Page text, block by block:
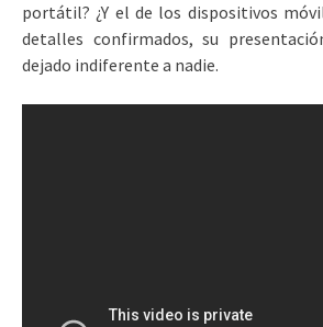
portátil? ¿Y el de los dispositivos
detalles confirmados, su
dejado indiferente a nadie.